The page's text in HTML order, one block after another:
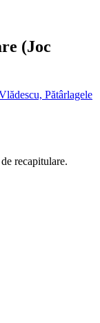
(Joc
Pătârlagele
recapitulare.